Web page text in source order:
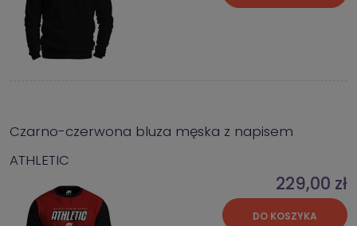
Czarno-czerwona bluza męska z napisem
ATHLETIC
229,00 zł
DO KOSZYKA